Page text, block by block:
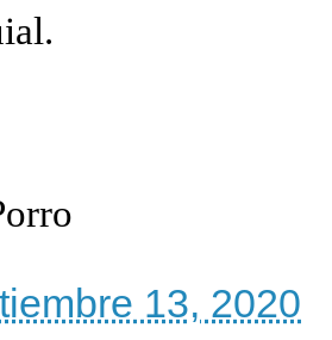
13, 2020